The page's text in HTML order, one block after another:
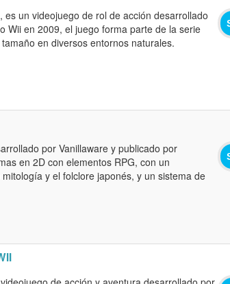
, es un videojuego de rol de acción desarrollado
Wii en 2009, el juego forma parte de la serie
en diversos entornos naturales.
por Vanillaware y publicado por
en 2D con elementos RPG, con un
y el folclore japonés, y un sistema de